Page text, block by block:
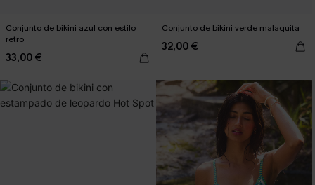
Conjunto de bikini azul con estilo
retro
33,00 €
Conjunto de bikini verde malaquita
32,00 €